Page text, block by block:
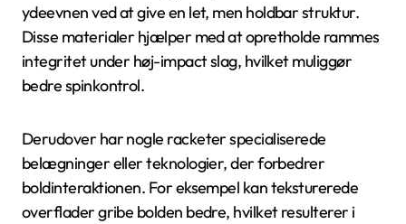
ydeevnen ved at give en let, men holdbar struktur.
Disse materialer hjælper med at opretholde rammes
integritet under høj-impact slag, hvilket muliggør
bedre spinkontrol.
Derudover har nogle racketer specialiserede
belægninger eller teknologier, der forbedrer
boldinteraktionen. For eksempel kan teksturerede
overflader gribe bolden bedre, hvilket resulterer i